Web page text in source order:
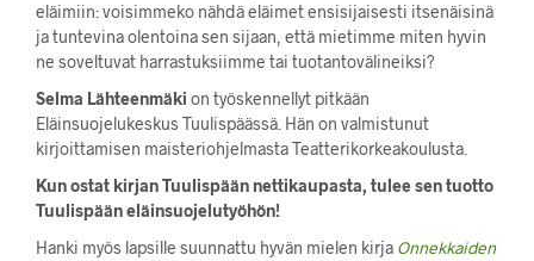
eläimiin: voisimmeko nähdä eläimet ensisijaisesti itsenäisinä
ja tuntevina olentoina sen sijaan, että mietimme miten hyvin
ne soveltuvat harrastuksiimme tai tuotantovälineiksi?
Selma Lähteenmäki on työskennellyt pitkään
Eläinsuojelukeskus Tuulispäässä. Hän on valmistunut
kirjoittamisen maisteriohjelmasta Teatterikorkeakoulusta.
Kun ostat kirjan Tuulispään nettikaupasta, tulee sen tuotto
Tuulispään eläinsuojelutyöhön!
Hanki myös lapsille suunnattu hyvän mielen kirja Onnekkaiden